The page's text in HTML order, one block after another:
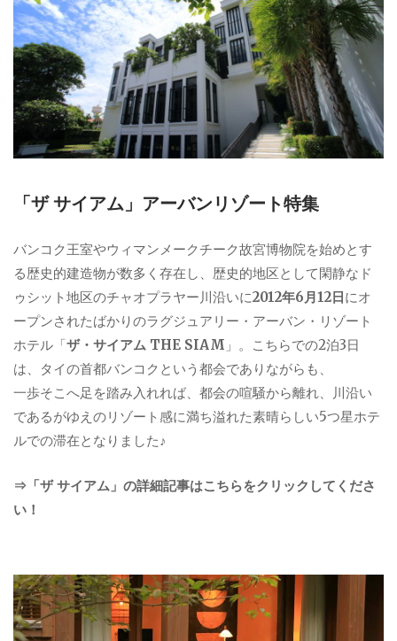
ー
「ザ サイアム」アーバンリゾート特集
バンコク王室やウィマンメークチーク故宮博物院を始めとす
る歴史的建造物が数多く存在し、歴史的地区として閑静なド
ゥシット地区のチャオプラヤー川沿いに2012年6月12日にオ
ープンされたばかりのラグジュアリー・アーバン・リゾート
ホテル「ザ・サイアム THE SIAM 」。こちらでの2泊3日
は、タイの首都バンコクという都会でありながらも、
一歩そこへ足を踏み入れれば、都会の喧騒から離れ、川沿い
であるがゆえのリゾート感に満ち溢れた素晴らしい5つ星ホテ
ルでの滞在となりました♪
⇒「ザ サイアム」の詳細記事はこちらをクリックしてくださ
い！